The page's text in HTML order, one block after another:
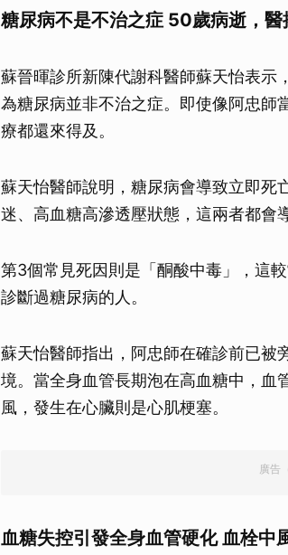
糖尿病不是不治之症 50歲病逝，醫
蘇晉暉診所新陳代謝科醫師蘇天怡表示
為糖尿病並非不治之症。即使像阿忠師
療都還來得及。
蘇天怡醫師說明，糖尿病會導致立即死
迷、高血糖高滲透壓狀態，這兩者都會
第3個常見死因則是「酮酸中毒」，這
診斷過糖尿病的人。
蘇天怡醫師指出，阿忠師在確診前已被
境。當全身血管長期泡在高血糖中，血
風，發生在心臟則是心肌梗塞。
廣告
血糖失控引發全身血管硬化 血栓中